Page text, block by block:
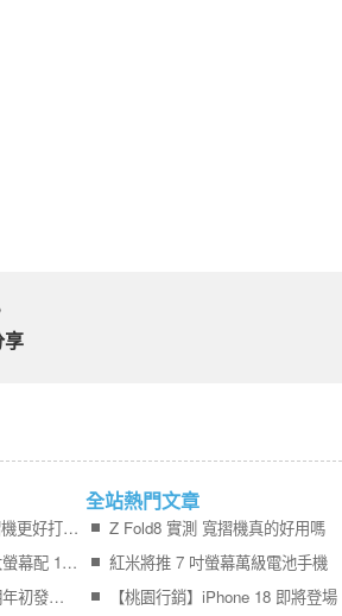
享
Samsung Galaxy Z Fold8 開箱實測寬 摺機更好打字 201g 輕巧機身真的好用嗎？
Redmi Turbo 6 Max 外型曝光 7 吋 2K 大螢幕配 10000mAh 電池 挑戰超長續航
更多 iPhone Air 2 可靠消息曝光，預計明年初發表！
全站熱門文章
Z Fold8 實測 寬摺機真的好用嗎
紅米將推 7 吋螢幕萬級電池手機